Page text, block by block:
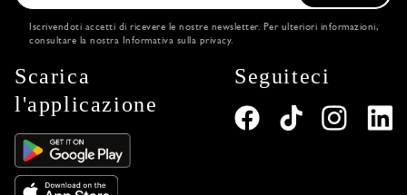
Iscrivendoti accetti di ricevere le nostre newsletter. Per ulteriori informazioni,
consultare la nostra
Informativa sulla privacy.
Scarica
l'applicazione
Seguiteci